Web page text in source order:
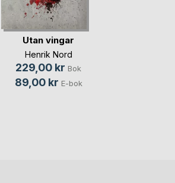
Utan vingar
Henrik Nord
229,00 kr Bok
89,00 kr E-bok